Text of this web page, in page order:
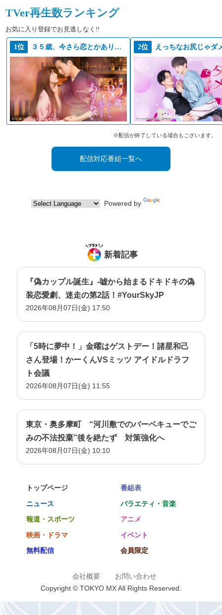
2022年3月20日放送
2022年3月6日放送
2022年2月27日放送
2022年2月20日放送
2022年2月13日放送
2022年2月6日放送
2022年1月23日放送
2022年1月16日放送
2021年12月12日放送
2021年11月14日放送
2021年11月7日放送
2021年10月31日放送
2021年10月24日放送
2021年10月17日放送
2021年10月3日放送
2021年9月26日放送
2021年9月12日放送
2021年8月29日放送
2021年8月15日放送
2021年8月8日放送
2021年7月18日放送
2021年7月11日放送
2021年7月4日放送
2021年6月27日放送
2021年6月20日放送
2021年6月6日放送
TVer再生数ランキング
お気に入り登録でお見逃しなく!!
1位 ３５歳、今さら恋とかありえない 2位
※配信が終了している場合もございます。
配信対応番組一覧へ
Powered by
新着記事
『偽カップル誕生』-嘘から始まるドキドキの偽
装恋愛劇、迷走の第2話！#YourSkyJP
2026年08月07日(金) 17:50
「5時に夢中！」金曜はゲストデー！諸星和己
さん登場！かーくんVSミッツ アイドルドラフ
ト会議
2026年08月07日(金) 11:55
東京・奥多摩町 “河川敷でのバーベキューでご
みの不法投棄”後を絶たず 対策強化へ
2026年08月07日(金) 10:10
トップページ
番組表
ニュース
バラエティ・音楽
報道・スポーツ
アニメ
映画・ドラマ
イベント
無料配信
会員限定
会社概要
お問い合わせ
Copyright © TOKYO MX All Rights Reserved.